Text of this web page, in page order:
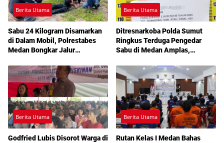
Berita Utama
Sabu 24 Kilogram Disamarkan
di Dalam Mobil, Polrestabes
Medan Bongkar Jalur
Berita Utama
Ditresnarkoba Polda Sumut
Ringkus Terduga Pengedar
Sabu di Medan Amplas,
Berita Utama
Godfried Lubis Disorot Warga di
Berita Utama
Rutan Kelas I Medan Bahas